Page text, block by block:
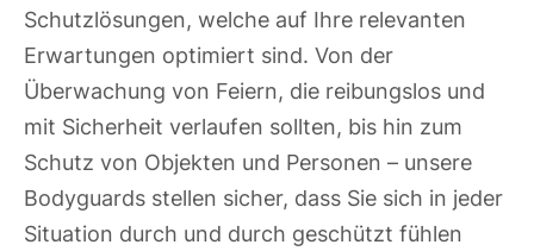
Schutzlösungen, welche auf Ihre relevanten
Erwartungen optimiert sind. Von der
Überwachung von Feiern, die reibungslos und
mit Sicherheit verlaufen sollten, bis hin zum
Schutz von Objekten und Personen – unsere
Bodyguards stellen sicher, dass Sie sich in jeder
Situation durch und durch geschützt fühlen